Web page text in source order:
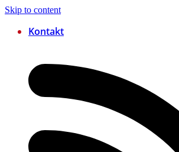
Skip to content
Kontakt